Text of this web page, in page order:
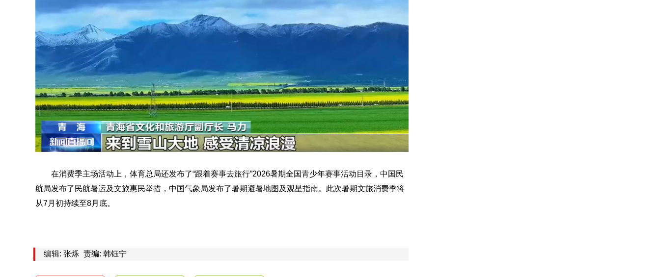
在消费季主场活动上，体育总局还发布了“跟着赛事去旅行”2026暑期全国青少年赛事活动目录，中国民
航局发布了民航暑运及文旅惠民举措，中国气象局发布了暑期避暑地图及观星指南。此次暑期文旅消费季将
从7月初持续至8月底。
编辑: 张烁 责编: 韩钰宁